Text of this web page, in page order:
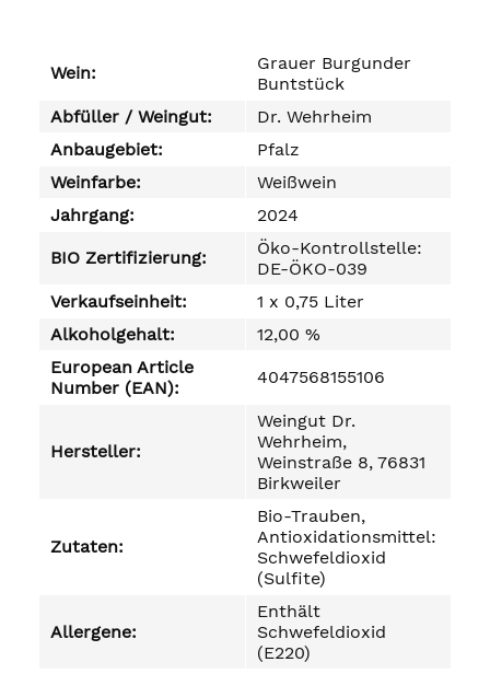
Wein:
Grauer Burgunder
Buntstück
Abfüller / Weingut:
Dr. Wehrheim
Anbaugebiet:
Pfalz
Weinfarbe:
Weißwein
Jahrgang:
2024
BIO Zertifizierung:
Öko-Kontrollstelle:
DE-ÖKO-039
Verkaufseinheit:
1 x 0,75 Liter
Alkoholgehalt:
12,00 %
European Article
Number (EAN):
4047568155106
Hersteller:
Weingut Dr.
Wehrheim,
Weinstraße 8, 76831
Birkweiler
Zutaten:
Bio-Trauben,
Antioxidationsmittel:
Schwefeldioxid
(Sulfite)
Allergene:
Enthält
Schwefeldioxid
(E220)